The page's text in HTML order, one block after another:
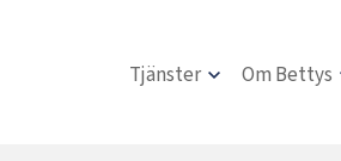
Tjänster Om Bettys